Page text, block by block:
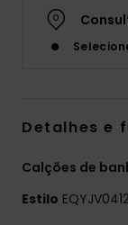
Detalhes e
Calções de
Estilo